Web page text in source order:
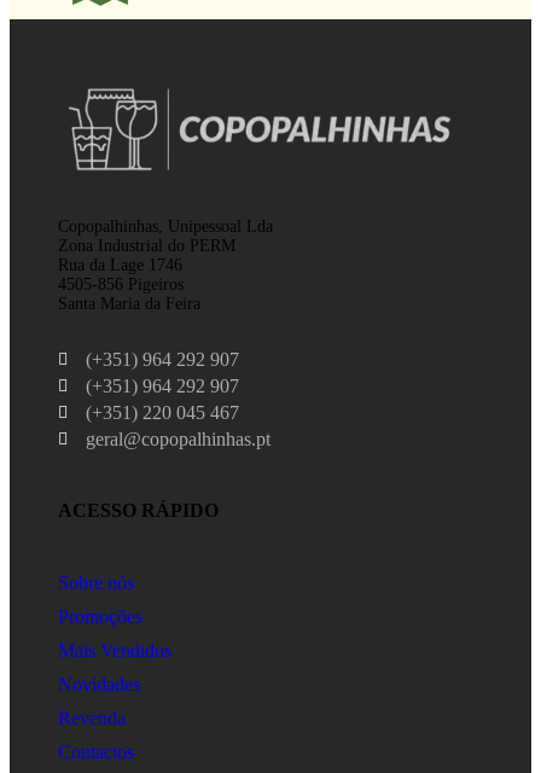
Copopalhinhas, Unipessoal Lda
Zona Industrial do PERM
Rua da Lage 1746
4505-856 Pigeiros
Santa Maria da Feira
(+351) 964 292 907
(+351) 964 292 907
(+351) 220 045 467
geral@copopalhinhas.pt
ACESSO RÁPIDO
Sobre nós
Promoções
Mais Vendidos
Novidades
Revenda
Contactos